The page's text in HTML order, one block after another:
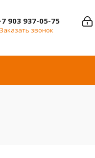
903 937-05-75
Заказать звонок